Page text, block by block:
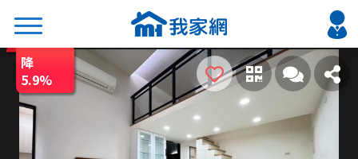
搜尋
降
5.9%